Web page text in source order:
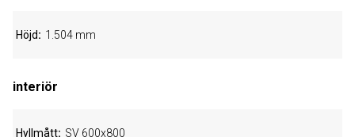
Höjd 1.504 mm
interiör
Hyllmått SV 600x800